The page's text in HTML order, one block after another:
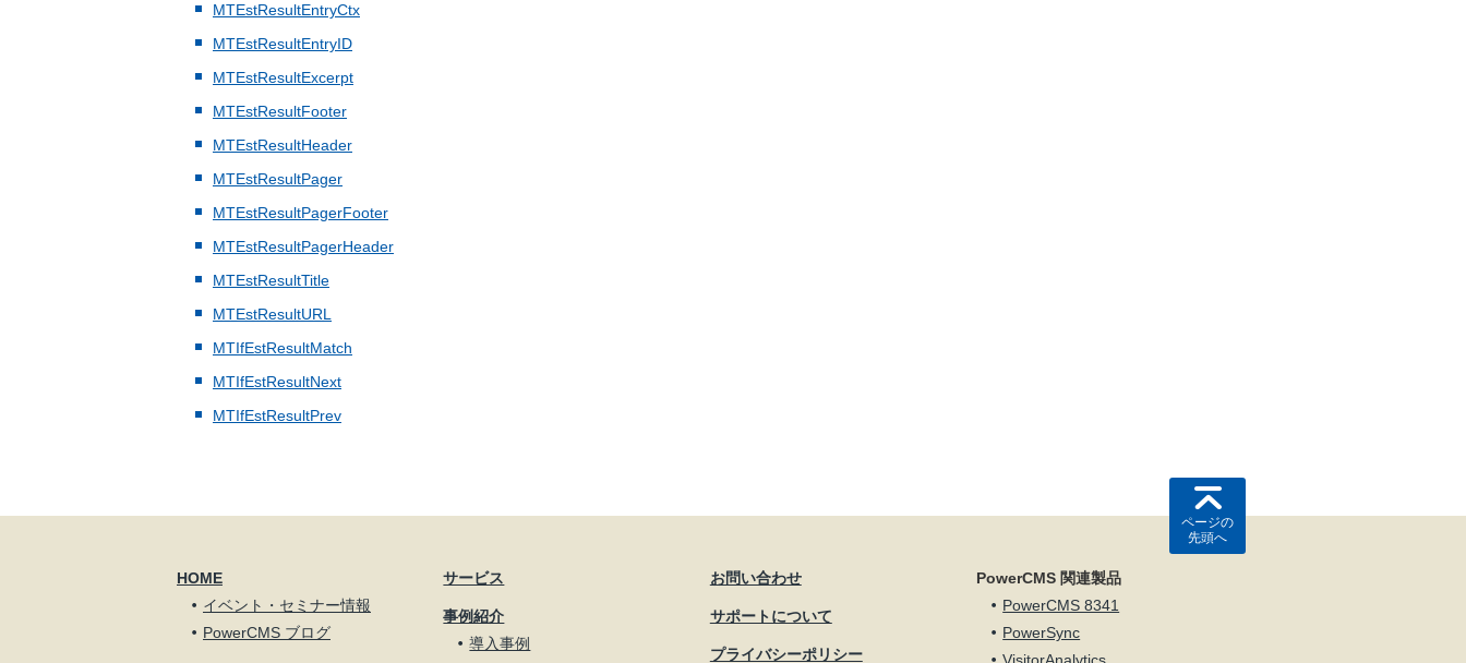
MTEstResultEntryCtx
MTEstResultEntryID
MTEstResultExcerpt
MTEstResultFooter
MTEstResultHeader
MTEstResultPager
MTEstResultPagerFooter
MTEstResultPagerHeader
MTEstResultTitle
MTEstResultURL
MTIfEstResultMatch
MTIfEstResultNext
MTIfEstResultPrev
ページの
先頭へ
HOME
イベント・セミナー情報
PowerCMS ブログ
サービス
事例紹介
導入事例
お問い合わせ
サポートについて
プライバシーポリシー
PowerCMS 関連製品
PowerCMS 8341
PowerSync